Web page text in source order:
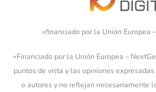
«financiado por la Unión Europea
«Financiado por la Unión Europea –
puntos de vista y las opiniones
o autores y no reflejan necesariamente